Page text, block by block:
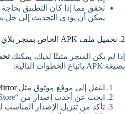
تحقق مما إذا كان التطبيق
يمكن أن يؤدي التحديث إلى حل
2. تحميل ملف APK الخاص بمتجر بلاي اندرويد
إذا لم يكن المتجر مثبتًا لديك، يمكنك
بصيغة APK باتباع الخطوات التالية:
انتقل إلى موقع موثوق مثل
ابحث عن أحدث إصدار من “Google Play Store”.
تأكد من تنزيل الإصدار المناسب